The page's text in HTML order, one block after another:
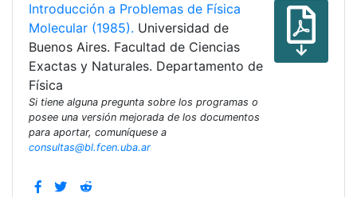
Introducción a Problemas de Física
Molecular (1985). Universidad de
Buenos Aires. Facultad de Ciencias
Exactas y Naturales. Departamento de
Física
Si tiene alguna pregunta sobre los programas o
posee una versión mejorada de los documentos
para aportar, comuníquese a
consultas@bl.fcen.uba.ar